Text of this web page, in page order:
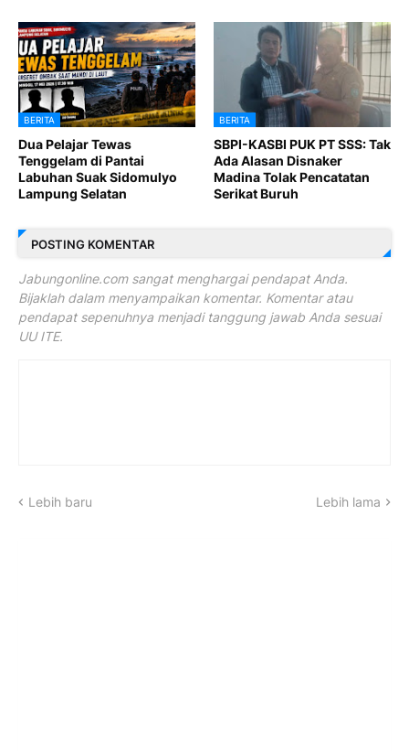
BERITA
Dua Pelajar Tewas
Tenggelam di Pantai
Labuhan Suak Sidomulyo
Lampung Selatan
BERITA
SBPI-KASBI PUK PT SSS: Tak
Ada Alasan Disnaker
Madina Tolak Pencatatan
Serikat Buruh
POSTING KOMENTAR
Jabungonline.com sangat menghargai pendapat Anda.
Bijaklah dalam menyampaikan komentar. Komentar atau
pendapat sepenuhnya menjadi tanggung jawab Anda sesuai
UU ITE.
Lebih baru Lebih lama